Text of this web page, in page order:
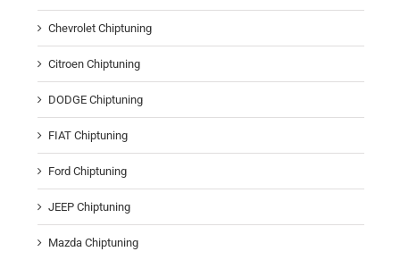
Chevrolet Chiptuning
Citroen Chiptuning
DODGE Chiptuning
FIAT Chiptuning
Ford Chiptuning
JEEP Chiptuning
Mazda Chiptuning